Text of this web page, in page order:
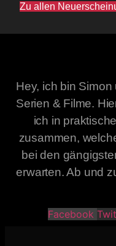
Zu allen
Hey, ich bin
Serien & Filme.
ich in
zusammen,
bei den
erwarten. Ab und
Facebook